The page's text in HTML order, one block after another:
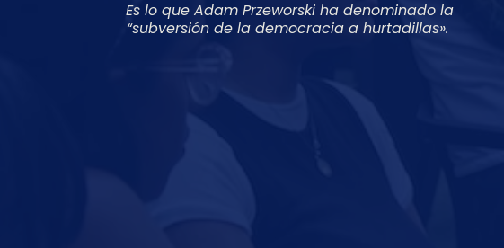
Es lo que Adam Przeworski ha denominado la
“subversión de la democracia a hurtadillas».